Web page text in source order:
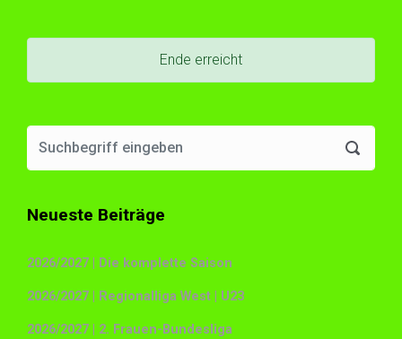
Ende erreicht
Neueste Beiträge
2026/2027 | Die komplette Saison
2026/2027 | Regionalliga West | U23
2026/2027 | 2. Frauen-Bundesliga